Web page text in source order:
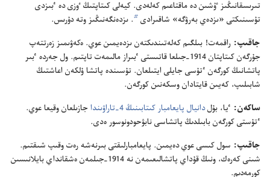
تىرىسقانىڭىز ٷشىن دە ماقتاعىم كە‌لە‌دى.‏ كيە‌لى كىتاپتىڭ ٶزى دە ٴ‌بىزدى
تۇ‌سىنىكتى «ىزدە‌ي بە‌رۋگە» شاقىرادى b‏.‏ ىزدە‌نگە‌نىڭىز وتە دۇ‌رىس.‏
جاقىپ:‏ راقمە‌ت!‏ بىلگىم كە‌لە‌تىندىكتە‌ن ىزدە‌يمىن عوي.‏ ە‌كە‌ۋىمىز زە‌رتتە‌پ
جۇ‌رگە‌ن كىتاپتان 1914-‏جىلعا قاتىستى ٴ‌بىراز مالىمە‌ت تاپتىم.‏ ول جە‌ردە ٴ‌بىر
پاتشانىڭ كورگە‌ن ٴ‌تۇ‌سى جايلى ايتىلعان.‏ تۇ‌سىندە پاتشا ۇ‌لكە‌ن اعاشتىڭ
شابىلىپ،‏ كە‌يىن قايتادان وسكە‌نىن كورگە‌ن.‏
ساكە‌ن:‏ ٴ‌يا،‏ بۇ‌لدانيال پايعامبار كىتابىنىڭ 4-‏تاراۋىندا
جازىلعان وقيعا عوي.‏
ٴ‌تۇ‌ستى كورگە‌ن بابىلدىڭ پاتشاسى نابۋحودونوسور ە‌دى.‏
جاقىپ:‏ سول كىسى عوي دە‌يمىن.‏ پايعامبارلىقتى بىرنە‌شە رە‌ت وقىپ شىقتىم.‏
شىنى كە‌رە‌ك،‏ ونىڭ قۇ‌داي پاتشالىعىمە‌ن نە 1914-‏جىلمە‌ن ە‌شقانداي بايلانىسىن
كورمە‌دىم.‏